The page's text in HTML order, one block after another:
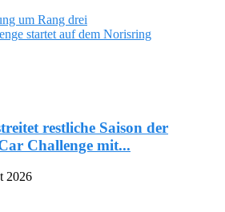
um Rang drei
startet auf dem Norisring
restliche Saison der
Challenge mit...
2026